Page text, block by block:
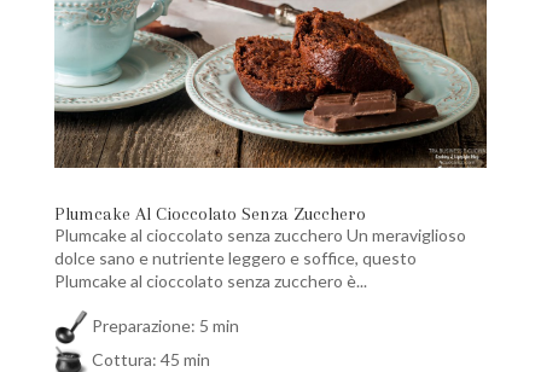
Plumcake Al Cioccolato Senza Zucchero
Plumcake al cioccolato senza zucchero Un meraviglioso
dolce sano e nutriente leggero e soffice, questo
Plumcake al cioccolato senza zucchero è...
Preparazione: 5 min
Cottura: 45 min